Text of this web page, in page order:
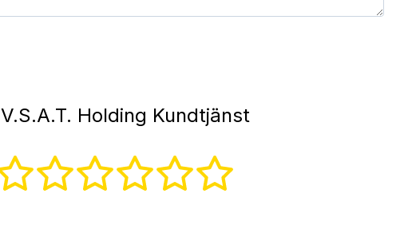
V.S.A.T. Holding Kundtjänst